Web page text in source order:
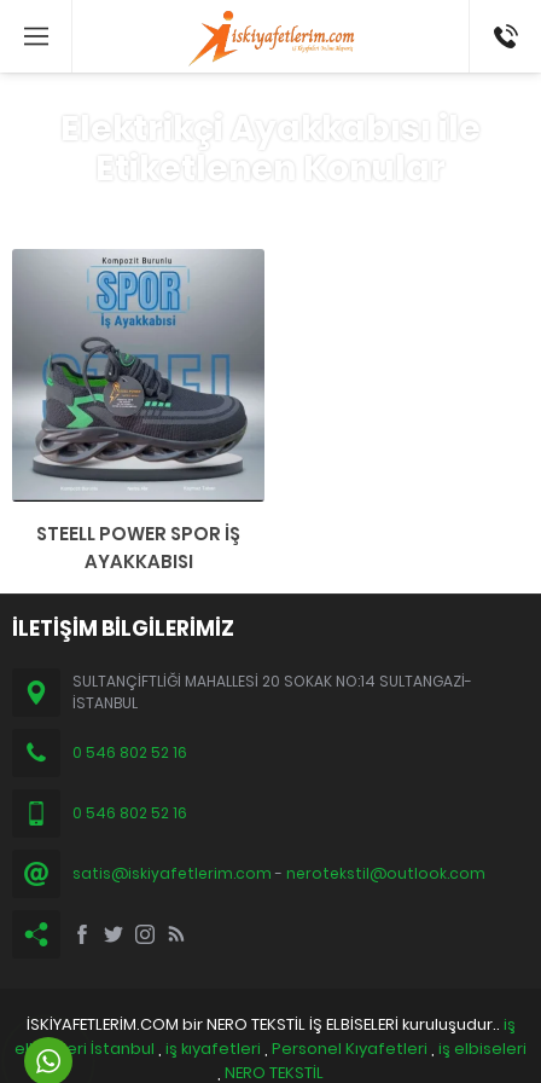
802 52
Elektrikçi Ayakkabısı ile
Etiketlenen Konular
STEELL POWER SPOR İŞ
AYAKKABISI
İLETİŞİM BİLGİLERİMİZ
SULTANÇİFTLİĞİ MAHALLESİ 20 SOKAK NO:14 SULTANGAZİ-
İSTANBUL
0 546 802 52 16
0 546 802 52 16
satis@iskiyafetlerim.com - nerotekstil@outlook.com
İSKİYAFETLERİM.COM bir NERO TEKSTİL İŞ ELBİSELERİ kuruluşudur.. iş
elbiseleri İstanbul , iş kıyafetleri , Personel Kıyafetleri , iş elbiseleri
, NERO TEKSTİL